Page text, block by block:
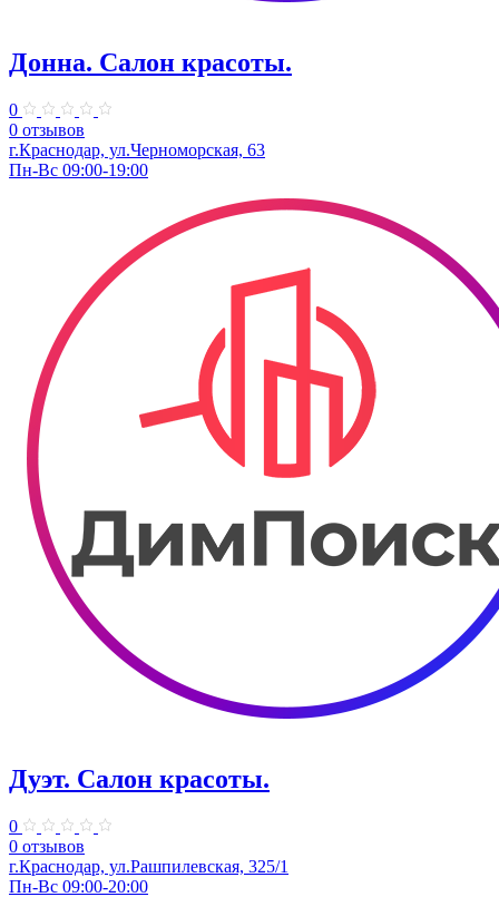
Донна. Салон красоты.
0
0 отзывов
г.Краснодар, ул.Черноморская, 63
Пн-Вс 09:00-19:00
Дуэт. Салон красоты.
0
0 отзывов
г.Краснодар, ул.Рашпилевская, 325/1
Пн-Вс 09:00-20:00